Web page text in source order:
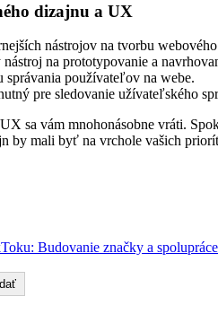
dizajnu a UX
nástrojov na tvorbu
na prototypovanie a
správania používateľov na webe.
pre sledovanie užívateľského
sa vám mnohonásobne vráti.
by mali byť na vrchole vašich
Budovanie značky a spolupráce